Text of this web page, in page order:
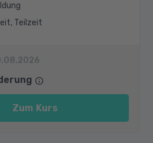
Teilzeit
Zum Kurs